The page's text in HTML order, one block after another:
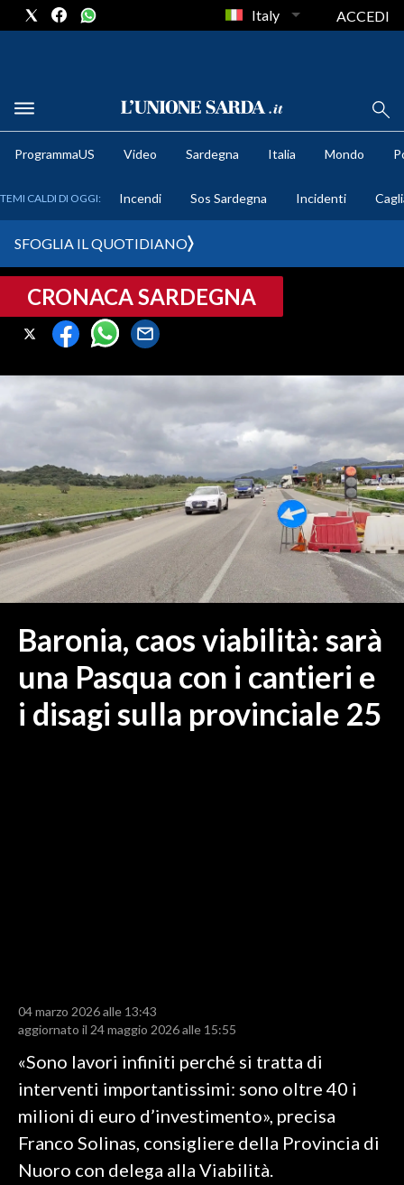
METEO
CRONACA SARDEGNA
CAGLIARI
MEDIO CAMPIDANO
SASSARI E PROVINCIA
GALLURA
NUORO E PROVINCIA
OGLIASTRA
ITALIA
MONDO
POLITICA
CALCIO REGIONALE
BASKET
VOLLEY
MOTORI
TENNIS
ALTRI SPORT
Italy ACCEDI
ProgrammaUS Video Sardegna Italia Mondo
TEMI CALDI DI OGGI: Incendi Sos Sardegna Incidenti
SFOGLIA IL QUOTIDIANO
CRONACA SARDEGNA
Baronia, caos viabilità: sarà
una Pasqua con i cantieri e
i disagi sulla provinciale 25
04 marzo 2026 alle 13:43
aggiornato il 24 maggio 2026 alle 15:55
«Sono lavori infiniti perché si tratta di
interventi importantissimi: sono oltre 40 i
milioni di euro d’investimento», precisa
Franco Solinas, consigliere della Provincia di
Nuoro con delega alla Viabilità.